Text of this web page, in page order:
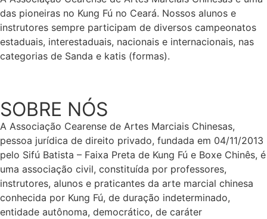
das pioneiras no Kung Fú no Ceará. Nossos alunos e
instrutores sempre participam de diversos campeonatos
estaduais, interestaduais, nacionais e internacionais, nas
categorias de Sanda e katis (formas).
SOBRE NÓS
A Associação Cearense de Artes Marciais Chinesas,
pessoa jurídica de direito privado, fundada em 04/11/2013
pelo Sifú Batista – Faixa Preta de Kung Fú e Boxe Chinês, é
uma associação civil, constituída por professores,
instrutores, alunos e praticantes da arte marcial chinesa
conhecida por Kung Fú, de duração indeterminado,
entidade autônoma, democrático, de caráter